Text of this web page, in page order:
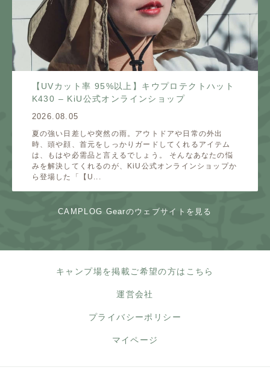
【UVカット率 95%以上】キウプロテクトハット
K430 – KiU公式オンラインショップ
2026.08.05
夏の強い日差しや突然の雨。アウトドアや日常の外出
時、頭や顔、首元をしっかりガードしてくれるアイテム
は、もはや必需品と言えるでしょう。 そんなあなたの悩
みを解決してくれるのが、KiU公式オンラインショップか
ら登場した「【U...
CAMPLOG Gearのウェブサイトを見る
キャンプ場を掲載ご希望の方はこちら
運営会社
プライバシーポリシー
マイページ